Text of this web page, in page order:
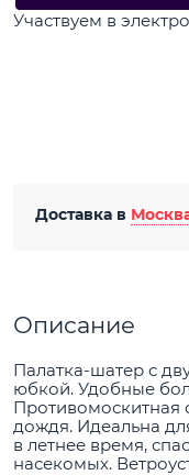
Участвуем в
Доставка в
Описание
Палатка-шатер с
юбкой. Удобные
Противомоскитная
дождя. Идеальна
в летнее время,
насекомых.